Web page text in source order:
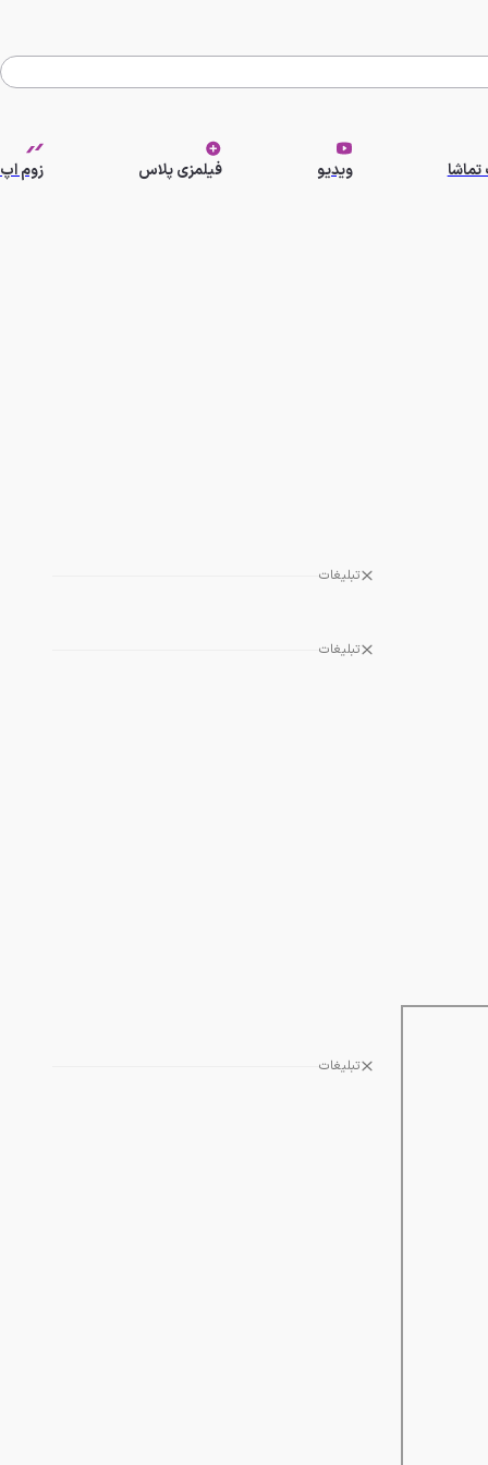
ویدیو فیلمزی پلاس زوم اپ
تبلیغات
تبلیغات
تبلیغات